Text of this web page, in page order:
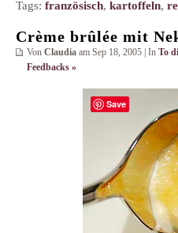
Tags: französisch, kartoffeln,
Crème brûlée mit
Von Claudia am Sep 18, 2005 | In To
Feedbacks »
Save